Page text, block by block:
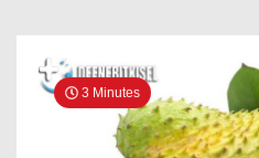
3 Minutes